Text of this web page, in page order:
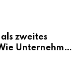
zweites
Unternehmen